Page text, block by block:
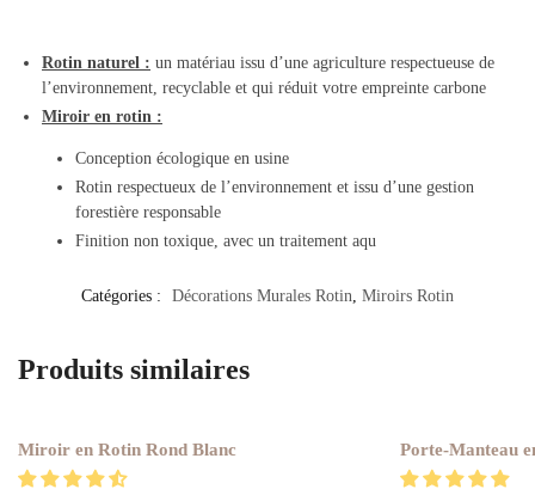
Rotin naturel : un matériau issu d’une agriculture respectueuse de
l’environnement, recyclable et qui réduit votre empreinte carbone
Miroir en rotin :
Conception écologique en usine
Rotin respectueux de l’environnement et issu d’une gestion
forestière responsable
Finition non toxique, avec un traitement aqu
Catégories : Décorations Murales Rotin, Miroirs Rotin
Produits similaires
Miroir en Rotin Rond Blanc Porte-Manteau